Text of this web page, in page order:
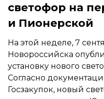
светофор на
и Пионерской
На этой неделе, 7
Новороссийска
установку нового
Согласно
Госзакупок, новый